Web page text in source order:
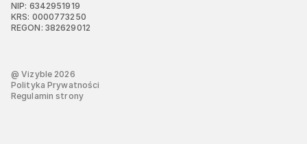
NIP: 6342951919
KRS: 0000773250
REGON: 382629012
@ Vizyble2026
Polityka Prywatności
Regulamin strony